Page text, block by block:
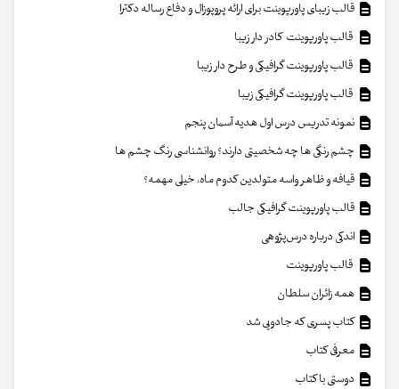
قالب زیبای پاورپوینت برای ارائه پروپوزال و دفاع رساله دکترا
قالب پاورپوینت کادر دار زیبا
قالب پاورپوینت گرافیکی و طرح دار زیبا
قالب پاورپوینت گرافیکی زیبا
نمونه تدریس درس اول هدیه آسمان پنجم
چشم رنگی ها چه شخصیتی دارند؟ روانشناسی رنگ چشم ها
قیافه و ظاهر واسه متولدین کدوم ماه، خیلی مهمه؟
قالب پاورپوینت گرافیکی جالب
اندکی درباره درس‌پژوهی
قالب پاورپوینت
همه زائران سلطان
کتاب پسری که جادویی شد
معرفی کتاب
دوستی با کتاب